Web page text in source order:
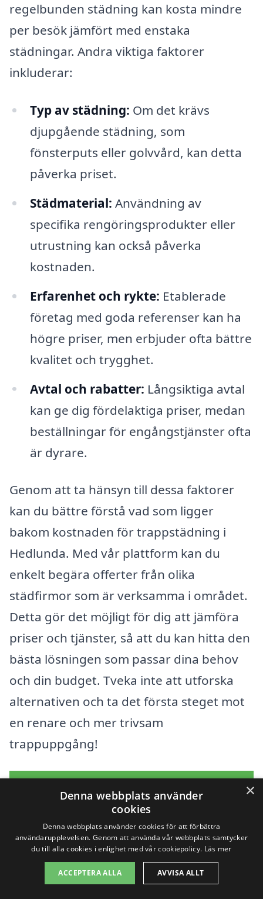
regelbunden städning kan kosta mindre
per besök jämfört med enstaka
städningar. Andra viktiga faktorer
inkluderar:
Typ av städning: Om det krävs
djupgående städning, som
fönsterputs eller golvvård, kan detta
påverka priset.
Städmaterial: Användning av
specifika rengöringsprodukter eller
utrustning kan också påverka
kostnaden.
Erfarenhet och rykte: Etablerade
företag med goda referenser kan ha
högre priser, men erbjuder ofta bättre
kvalitet och trygghet.
Avtal och rabatter: Långsiktiga avtal
kan ge dig fördelaktiga priser, medan
beställningar för engångstjänster ofta
är dyrare.
Genom att ta hänsyn till dessa faktorer
kan du bättre förstå vad som ligger
bakom kostnaden för trappstädning i
Hedlunda. Med vår plattform kan du
enkelt begära offerter från olika
städfirmor som är verksamma i området.
Detta gör det möjligt för dig att jämföra
priser och tjänster, så att du kan hitta den
bästa lösningen som passar dina behov
och din budget. Tveka inte att utforska
alternativen och ta det första steget mot
en renare och mer trivsam
trappuppgång!
Sök efter en
×
Denna webbplats använder
cookies
Denna webbplats använder cookies för att förbättra
användarupplevelsen. Genom att använda vår webbplats samtycker
du till alla cookies i enlighet med vår cookiepolicy. Läs mer
ACCEPTERA ALLA AVVISA ALLT